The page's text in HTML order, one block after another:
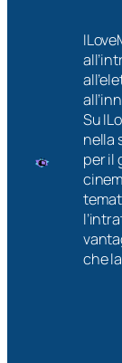
Su
nella
per il
che